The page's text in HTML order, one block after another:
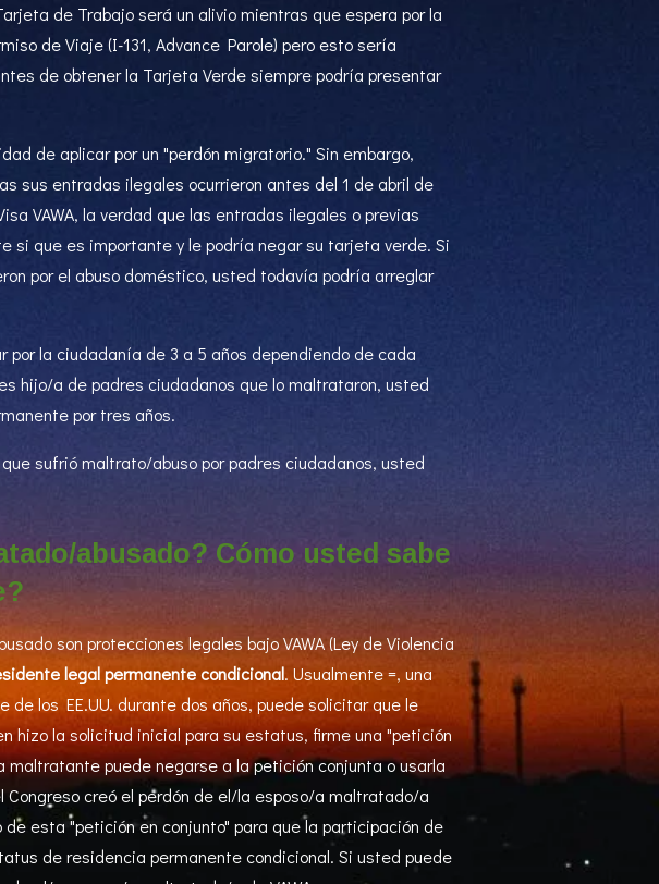
de Trabajo será un alivio mientras que espera por la
de Viaje (I-131, Advance Parole) pero esto sería
de obtener la Tarjeta Verde siempre podría presentar
de aplicar por un "perdón migratorio." Sin embargo,
sus entradas ilegales ocurrieron antes del 1 de abril de
VAWA, la verdad que las entradas ilegales o previas
si que es importante y le podría negar su tarjeta verde. Si
por el abuso doméstico, usted todavía podría arreglar
la ciudadanía de 3 a 5 años dependiendo de cada
hijo/a de padres ciudadanos que lo maltrataron, usted
por tres años.
sufrió maltrato/abuso por padres ciudadanos, usted
abusado? Cómo usted sabe
son protecciones legales bajo VAWA (Ley de Violencia
legal permanente condicional. Usualmente =, una
los EE.UU. durante dos años, puede solicitar que le
hizo la solicitud inicial para su estatus, firme una "petición
puede negarse a la petición conjunta o usarla
creó el perdón de el/la esposo/a maltratado/a
esta "petición en conjunto" para que la participación de
de residencia permanente condicional. Si usted puede